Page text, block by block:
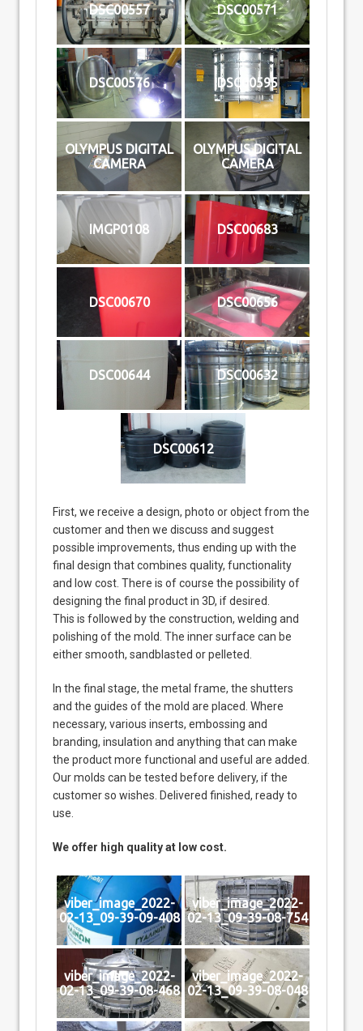
DSC00557 DSC00571
DSC00576 DSC00595
OLYMPUS DIGITAL
CAMERA
OLYMPUS DIGITAL
CAMERA
IMGP0108 DSC00683
DSC00670 DSC00656
DSC00644 DSC00632
DSC00612
First, we receive a design, photo or object from the
customer and then we discuss and suggest
possible improvements, thus ending up with the
final design that combines quality, functionality
and low cost. There is of course the possibility of
designing the final product in 3D, if desired.
This is followed by the construction, welding and
polishing of the mold. The inner surface can be
either smooth, sandblasted or pelleted.
In the final stage, the metal frame, the shutters
and the guides of the mold are placed. Where
necessary, various inserts, embossing and
branding, insulation and anything that can make
the product more functional and useful are added.
Our molds can be tested before delivery, if the
customer so wishes. Delivered finished, ready to
use.
We offer high quality at low cost.
viber_image_2022-
02-13_09-39-09-408
viber_image_2022-
02-13_09-39-08-754
viber_image_2022-
02-13_09-39-08-468
viber_image_2022-
02-13_09-39-08-048